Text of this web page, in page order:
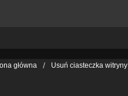
główna Usuń ciasteczka witryny